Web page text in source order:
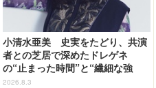
小清水亜美 史実をたどり、共演
者との芝居で深めたドレゲネ
の“止まった時間”と“繊細な強
さ” TVアニメ「天幕のジャード
2026.8.3